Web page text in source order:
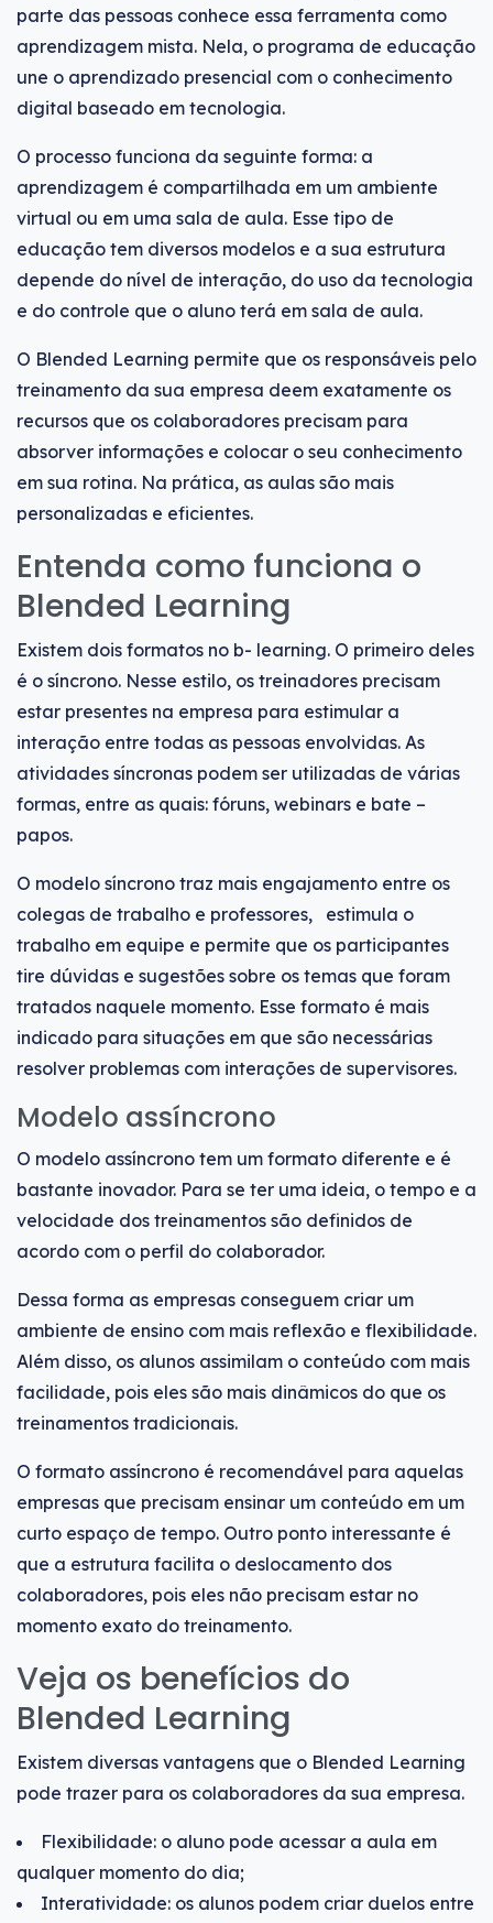
parte das pessoas conhece essa ferramenta como
aprendizagem mista. Nela, o programa de educação
une o aprendizado presencial com o conhecimento
digital baseado em tecnologia.
O processo funciona da seguinte forma: a
aprendizagem é compartilhada em um ambiente
virtual ou em uma sala de aula. Esse tipo de
educação tem diversos modelos e a sua estrutura
depende do nível de interação, do uso da tecnologia
e do controle que o aluno terá em sala de aula.
O Blended Learning permite que os responsáveis pelo
treinamento da sua empresa deem exatamente os
recursos que os colaboradores precisam para
absorver informações e colocar o seu conhecimento
em sua rotina. Na prática, as aulas são mais
personalizadas e eficientes.
Entenda como funciona o
Blended Learning
Existem dois formatos no b- learning. O primeiro deles
é o síncrono. Nesse estilo, os treinadores precisam
estar presentes na empresa para estimular a
interação entre todas as pessoas envolvidas. As
atividades síncronas podem ser utilizadas de várias
formas, entre as quais: fóruns, webinars e bate –
papos.
O modelo síncrono traz mais engajamento entre os
colegas de trabalho e professores, estimula o
trabalho em equipe e permite que os participantes
tire dúvidas e sugestões sobre os temas que foram
tratados naquele momento. Esse formato é mais
indicado para situações em que são necessárias
resolver problemas com interações de supervisores.
Modelo assíncrono
O modelo assíncrono tem um formato diferente e é
bastante inovador. Para se ter uma ideia, o tempo e a
velocidade dos treinamentos são definidos de
acordo com o perfil do colaborador.
Dessa forma as empresas conseguem criar um
ambiente de ensino com mais reflexão e flexibilidade.
Além disso, os alunos assimilam o conteúdo com mais
facilidade, pois eles são mais dinâmicos do que os
treinamentos tradicionais.
O formato assíncrono é recomendável para aquelas
empresas que precisam ensinar um conteúdo em um
curto espaço de tempo. Outro ponto interessante é
que a estrutura facilita o deslocamento dos
colaboradores, pois eles não precisam estar no
momento exato do treinamento.
Veja os benefícios do
Blended Learning
Existem diversas vantagens que o Blended Learning
pode trazer para os colaboradores da sua empresa.
Flexibilidade: o aluno pode acessar a aula em
qualquer momento do dia;
Interatividade: os alunos podem criar duelos entre